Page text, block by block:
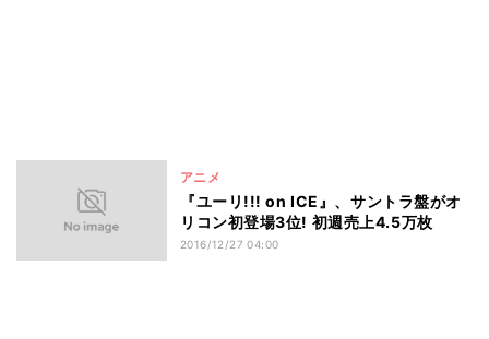
アニメ
『ユーリ!!! on ICE』、サントラ盤がオ
リコン初登場3位! 初週売上4.5万枚
2016/12/27 04:00